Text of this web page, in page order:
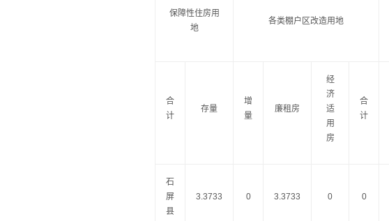
保障性住房用
地
各类棚户区改造用地
合
计
存量
增
量
廉租房
经
济
适
用
房
合
计
石
屏
县
3.3733 0 3.3733 0 0